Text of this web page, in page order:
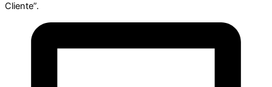
Cliente”.